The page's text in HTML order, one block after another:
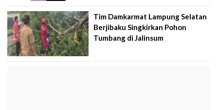
Tim Damkarmat Lampung Selatan
Berjibaku Singkirkan Pohon
Tumbang di Jalinsum